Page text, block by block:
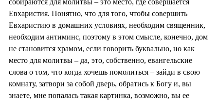
Евхаристия. Понятно, что для того, чтобы совершить
Евхаристию в домашних условиях, необходим священник,
необходим антиминс, поэтому в этом смысле, конечно, дом
не становится храмом, если говорить буквально, но как
место для молитвы – да, это, собственно, евангельские
слова о том, что когда хочешь помолиться – зайди в свою
комнату, затвори за собой дверь, обратись к Богу и, вы
знаете, мне попалась такая картинка, возможно, вы ее